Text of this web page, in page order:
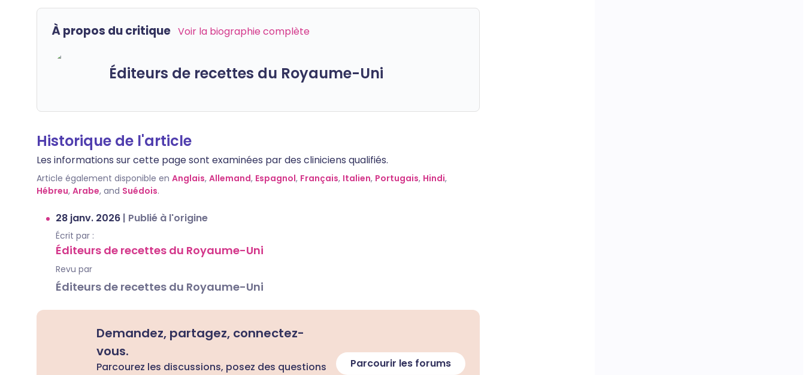
À propos du critique Voir la biographie complète
Éditeurs de recettes du Royaume-Uni
Historique de l'article
Les informations sur cette page sont examinées par des cliniciens qualifiés.
Article également disponible en Anglais, Allemand, Espagnol, Français, Italien, Portugais, Hindi,
Hébreu, Arabe, and Suédois.
28 janv. 2026 | Publié à l'origine
Écrit par :
Éditeurs de recettes du Royaume-Uni
Revu par
Éditeurs de recettes du Royaume-Uni
Demandez, partagez, connectez-
vous.
Parcourez les discussions, posez des questions
Parcourir les forums